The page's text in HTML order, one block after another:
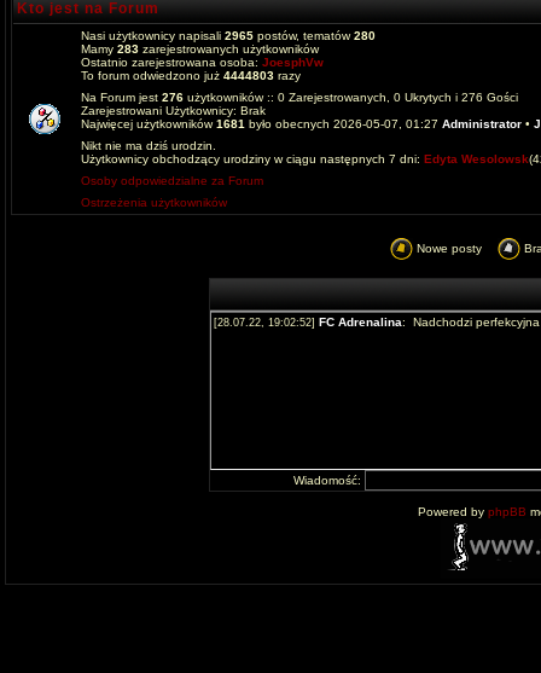
Kto jest na Forum
Nasi użytkownicy napisali 2965 postów, tematów280
Mamy 283 zarejestrowanych użytkowników
Ostatnio zarejestrowana osoba: JoesphVw
To forum odwiedzono już 4444803 razy
Na Forum jest 276 użytkowników :: 0 Zarejestrowanych, 0 Ukrytych i 276 Gości
Zarejestrowani Użytkownicy: Brak
Najwięcej użytkowników1681 było obecnych 2026-05-07, 01:27 Administrator •
Nikt nie ma dziś urodzin.
Użytkownicy obchodzący urodziny w ciągu następnych 7 dni: Edyta Wesolowsk
Osoby odpowiedzialne za Forum
Ostrzeżenia użytkowników
Nowe posty
Wiadomość:
Powered by phpBB